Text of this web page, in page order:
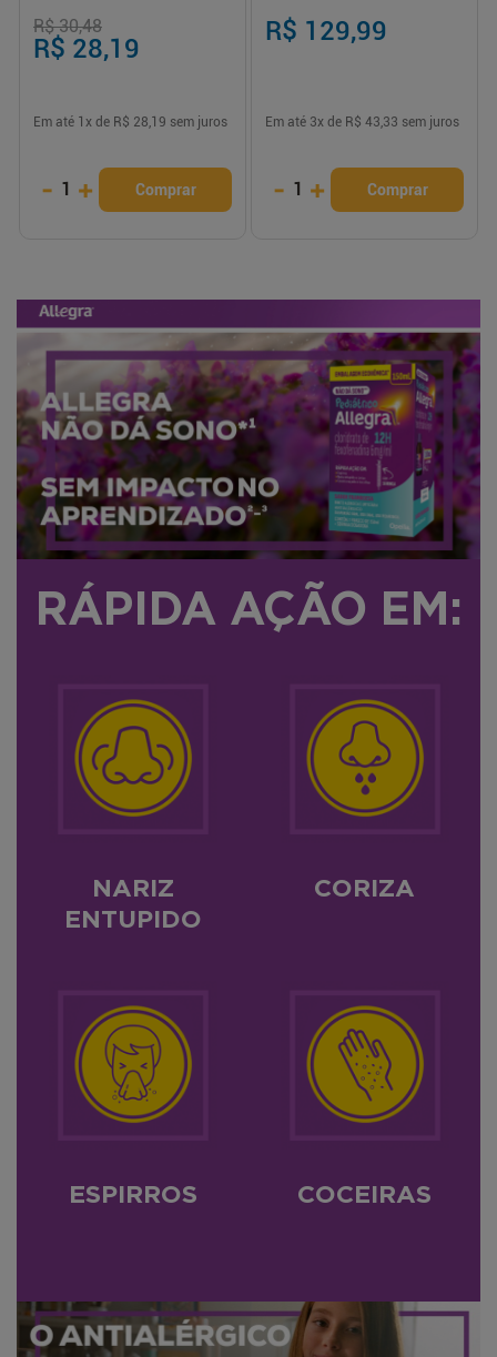
R$ 30,48
R$ 28,19
Em até 1 x de R$ 28,19 sem juros
- 1 + Comprar
R$ 129,99
Em até 3x de R$ 43,33 sem juros
- 1 + Comprar